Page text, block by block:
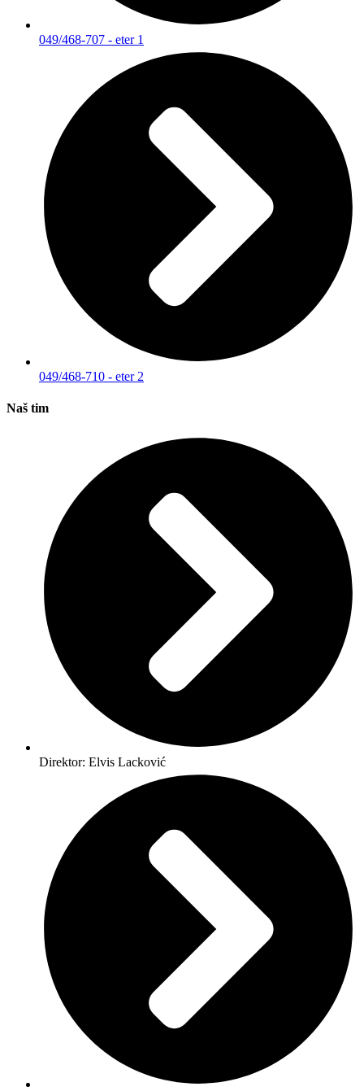
049/468-707 - eter 1
049/468-710 - eter 2
Naš tim
Direktor: Elvis Lacković